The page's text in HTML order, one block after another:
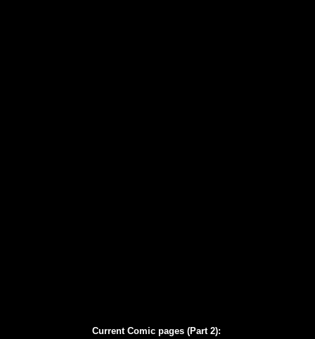
Current Comic pages (Part 2):